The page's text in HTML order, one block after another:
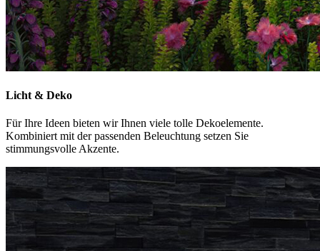
Licht & Deko
Für Ihre Ideen bieten wir Ihnen viele tolle Dekoelemente.
Kombiniert mit der passenden Beleuchtung setzen Sie
stimmungsvolle Akzente.